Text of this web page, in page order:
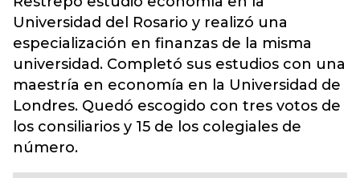
Universidad del Rosario y realizó una
especialización en finanzas de la misma
universidad. Completó sus estudios con una
maestría en economía en la Universidad de
Londres. Quedó escogido con tres votos de
los consiliarios y 15 de los colegiales de
número.